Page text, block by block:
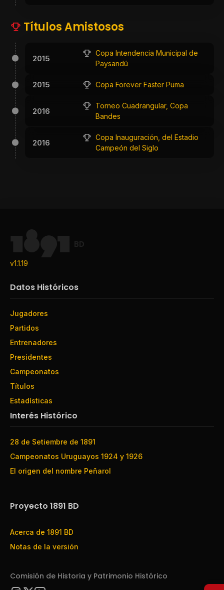
Títulos Amistosos
2015
Copa Intendencia Municipal de
Paysandú
2015 Copa Forever Faster Puma
2016
Torneo Cuadrangular, Copa
Bandes
2016
Copa Inauguración, del Estadio
Campeón del Siglo
BD
v1.1.19
Datos Históricos
Jugadores
Partidos
Entrenadores
Presidentes
Campeonatos
Títulos
Estadísticas
Interés Histórico
28 de Setiembre de 1891
Campeonatos Uruguayos 1924 y 1926
El origen del nombre Peñarol
Proyecto 1891 BD
Acerca de 1891 BD
Notas de la versión
Comisión de Historia y Patrimonio Histórico